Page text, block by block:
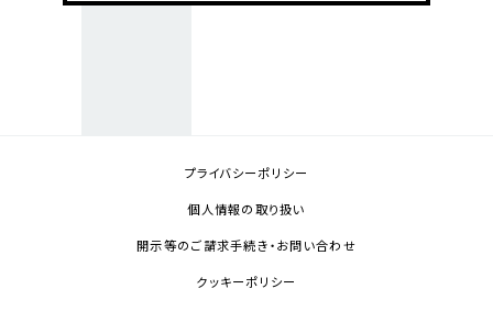
プライバシーポリシー
個人情報の取り扱い
開示等のご請求手続き・お問い合わせ
クッキーポリシー